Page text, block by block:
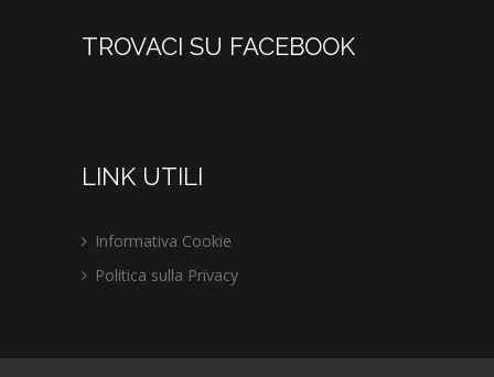
TROVACI SU FACEBOOK
LINK UTILI
Informativa Cookie
Politica sulla Privacy